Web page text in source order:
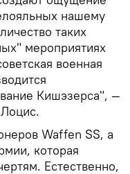
нашему
таких
мероприятиях
военная
Кишэзерса", —
Waffen SS, а
которая
Естественно,